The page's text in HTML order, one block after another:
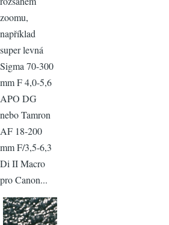
zoomu,
například
super levná
Sigma 70-300
mm F 4,0-5,6
APO DG
nebo Tamron
AF 18-200
mm F/3,5-6,3
Di II Macro
pro Canon...